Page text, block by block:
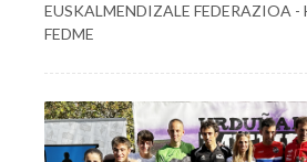
EUSKALMENDIZALE FEDERAZIOA
FEDME